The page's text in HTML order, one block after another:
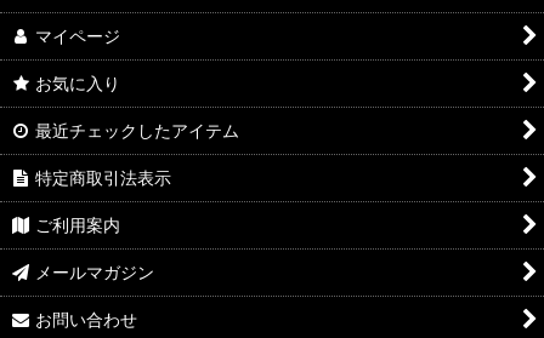
マイページ
お気に入り
最近チェックしたアイテム
特定商取引法表示
ご利用案内
メールマガジン
お問い合わせ